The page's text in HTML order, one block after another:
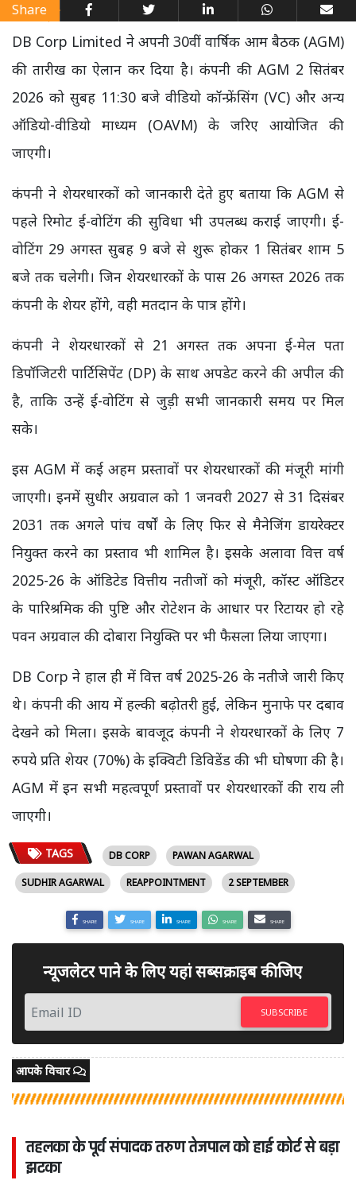
Share
DB Corp Limited ने अपनी 30वीं वार्षिक आम बैठक (AGM)
की तारीख का ऐलान कर दिया है। कंपनी की AGM 2 सितंबर
2026 को सुबह 11:30 बजे वीडियो कॉन्फ्रेंसिंग (VC) और अन्य
ऑडियो-वीडियो माध्यम (OAVM) के जरिए आयोजित की
जाएगी।
कंपनी ने शेयरधारकों को जानकारी देते हुए बताया कि AGM से
पहले रिमोट ई-वोटिंग की सुविधा भी उपलब्ध कराई जाएगी। ई-
वोटिंग 29 अगस्त सुबह 9 बजे से शुरू होकर 1 सितंबर शाम 5
बजे तक चलेगी। जिन शेयरधारकों के पास 26 अगस्त 2026 तक
कंपनी के शेयर होंगे, वही मतदान के पात्र होंगे।
कंपनी ने शेयरधारकों से 21 अगस्त तक अपना ई-मेल पता
डिपॉजिटरी पार्टिसिपेंट (DP) के साथ अपडेट करने की अपील की
है, ताकि उन्हें ई-वोटिंग से जुड़ी सभी जानकारी समय पर मिल
सके।
इस AGM में कई अहम प्रस्तावों पर शेयरधारकों की मंजूरी मांगी
जाएगी। इनमें सुधीर अग्रवाल को 1 जनवरी 2027 से 31 दिसंबर
2031 तक अगले पांच वर्षों के लिए फिर से मैनेजिंग डायरेक्टर
नियुक्त करने का प्रस्ताव भी शामिल है। इसके अलावा वित्त वर्ष
2025-26 के ऑडिटेड वित्तीय नतीजों को मंजूरी, कॉस्ट ऑडिटर
के पारिश्रमिक की पुष्टि और रोटेशन के आधार पर रिटायर हो रहे
पवन अग्रवाल की दोबारा नियुक्ति पर भी फैसला लिया जाएगा।
DB Corp ने हाल ही में वित्त वर्ष 2025-26 के नतीजे जारी किए
थे। कंपनी की आय में हल्की बढ़ोतरी हुई, लेकिन मुनाफे पर दबाव
देखने को मिला। इसके बावजूद कंपनी ने शेयरधारकों के लिए 7
रुपये प्रति शेयर (70%) के इक्विटी डिविडेंड की भी घोषणा की है।
AGM में इन सभी महत्वपूर्ण प्रस्तावों पर शेयरधारकों की राय ली
जाएगी।
TAGS DB CORP
PAWAN AGARWAL
SUDHIR AGARWAL
REAPPOINTMENT 2 SEPTEMBER
SHARE SHARE SHARE SHARE SHARE
न्यूजलेटर पाने के लिए यहां सब्सक्राइब कीजिए
SUBSCRIBE
आपके विचार
तहलका के पूर्व संपादक तरुण तेजपाल को हाई कोर्ट से बड़ा
झटका